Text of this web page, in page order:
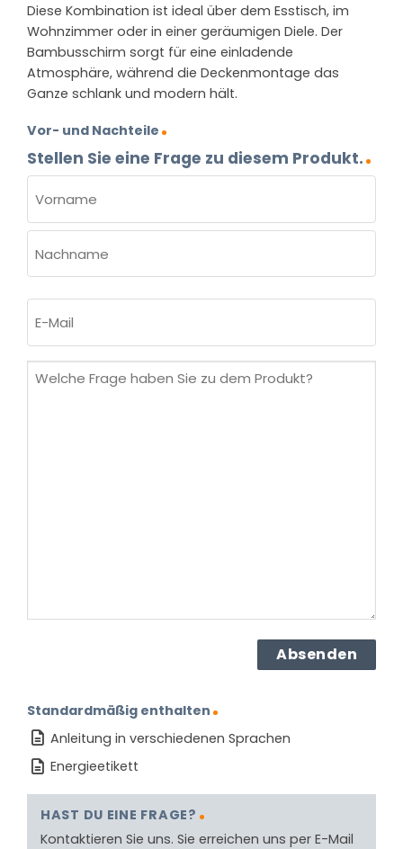
Diese Kombination ist ideal über dem Esstisch, im
Wohnzimmer oder in einer geräumigen Diele. Der
Bambusschirm sorgt für eine einladende
Atmosphäre, während die Deckenmontage das
Ganze schlank und modern hält.
Vor- und Nachteile
Stellen Sie eine Frage zu diesem Produkt.
(ERFORDERLICH)
Vorname
Mail
Welche
Standardmäßig enthalten
Anleitung in verschiedenen Sprachen
Energieetikett
HAST DU EINE FRAGE?
Kontaktieren Sie uns. Sie erreichen uns per E-Mail